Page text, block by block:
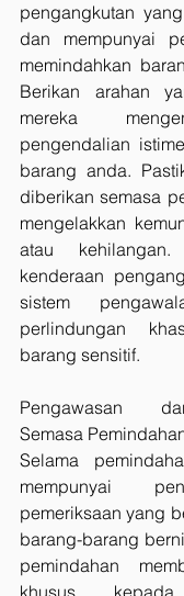
pengangkutan
dan mempunyai
memindahkan
Berikan arahan
mereka
pengendalian
barang anda.
diberikan semasa
mengelakkan
atau
kenderaan
sistem
perlindungan
barang sensitif.
Pengawasan
Semasa
Selama
mempunyai
pemeriksaan yang
barang-barang
pemindahan